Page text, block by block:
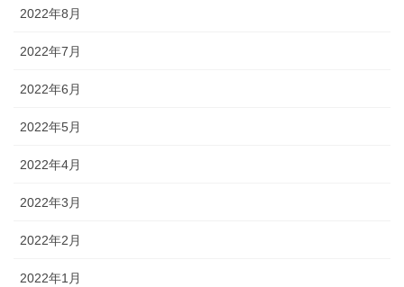
2022年8月
2022年7月
2022年6月
2022年5月
2022年4月
2022年3月
2022年2月
2022年1月